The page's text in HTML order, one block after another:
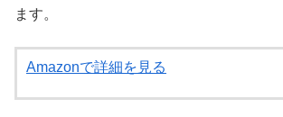
ます。
Amazonで詳細を見る